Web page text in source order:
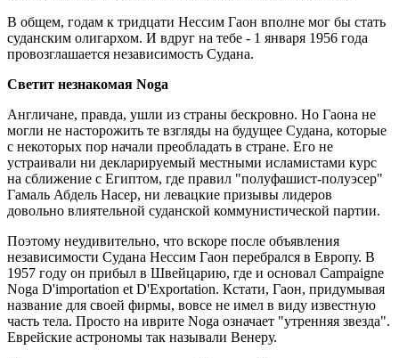
В общем, годам к тридцати Нессим Гаон вполне мог бы стать
суданским олигархом. И вдруг на тебе - 1 января 1956 года
провозглашается независимость Судана.
Светит незнакомая Noga
Англичане, правда, ушли из страны бескровно. Но Гаона не
могли не насторожить те взгляды на будущее Судана, которые
с некоторых пор начали преобладать в стране. Его не
устраивали ни декларируемый местными исламистами курс
на сближение с Египтом, где правил "полуфашист-полуэсер"
Гамаль Абдель Насер, ни левацкие призывы лидеров
довольно влиятельной суданской коммунистической партии.
Поэтому неудивительно, что вскоре после объявления
независимости Судана Нессим Гаон перебрался в Европу. В
1957 году он прибыл в Швейцарию, где и основал Campaigne
Noga D'importation et D'Exportation. Кстати, Гаон, придумывая
название для своей фирмы, вовсе не имел в виду известную
часть тела. Просто на иврите Noga означает "утренняя звезда".
Еврейские астрономы так называли Венеру.